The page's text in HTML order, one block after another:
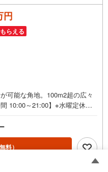
円
らえる
可能な角地。100m2超の広々
10:00～21:00】※水曜定休上
見学される場合は「室内・現
ンよりご希望の日時をご記入
ご案内が可能です。◎現地のご
時間帯もご案内が可能 ※定休
フが物件詳細を丁寧にご説明
料）